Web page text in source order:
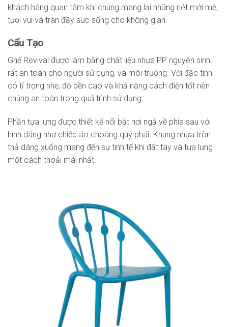
khách hàng quan tâm khi chúng mang lại những nét mới mẻ,
tươi vui và tràn đầy sức sống cho không gian.
Cấu Tạo
Ghế Revival được làm bằng chất liệu nhựa PP nguyên sinh
rất an toàn cho người sử dụng, và môi trường. Với đặc tính
có tỉ trọng nhẹ, độ bền cao và khả năng cách điện tốt nên
chúng an toàn trong quá trình sử dụng.
Phần tựa lưng được thiết kế nổi bật hơi ngả về phía sau với
hình dáng như chiếc áo choàng quý phái. Khung nhựa tròn
thả dáng xuống mang đến sự tinh tế khi đặt tay và tựa lưng
một cách thoải mái nhất.